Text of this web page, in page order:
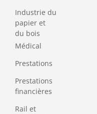
Industrie du
papier et
du bois
Médical
Prestations
Prestations
financières
Rail et